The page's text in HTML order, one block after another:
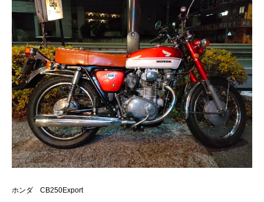
ホンダ CB250Export